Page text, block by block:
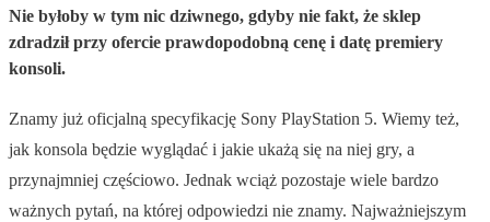
Nie byłoby w tym nic dziwnego, gdyby nie fakt, że sklep
zdradził przy ofercie prawdopodobną cenę i datę premiery
konsoli.
Znamy już oficjalną specyfikację Sony PlayStation 5. Wiemy też,
jak konsola będzie wyglądać i jakie ukażą się na niej gry, a
przynajmniej częściowo. Jednak wciąż pozostaje wiele bardzo
ważnych pytań, na której odpowiedzi nie znamy. Najważniejszym